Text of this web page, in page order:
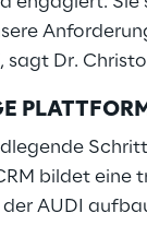
sagt Dr.
bildet eine
AUDI